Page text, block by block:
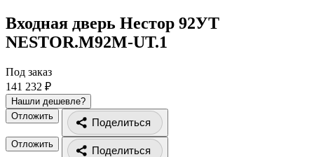
Входная дверь Нестор 92УТ
NESTOR.M92M-UT.1
Под заказ
141 232 ₽
Нашли дешевле?
Отложить
Поделиться
Отложить
Поделиться